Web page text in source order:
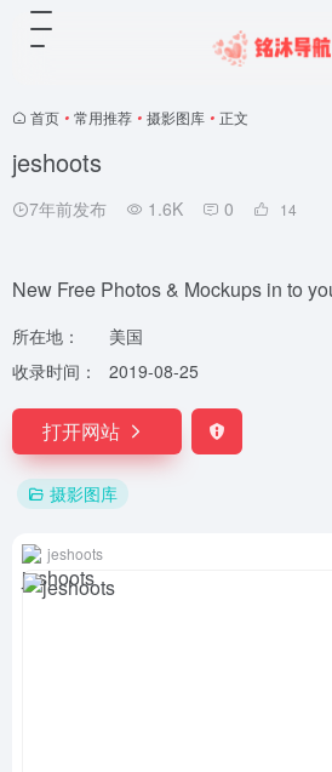
首页 • 常用推荐 • 摄影图库 • 正文
jeshoots
7年前发布 1.6K 0 14
New Free Photos & Mockups in to
所在地：
美国
收录时间：
2019-08-25
打开网站
摄影图库
jeshoots